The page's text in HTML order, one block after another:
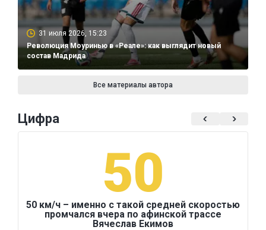
31 июля 2026, 15:23
Революция Моуринью в «Реале»: как выглядит новый
состав Мадрида
Все материалы автора
Цифра
50
50 км/ч – именно с такой средней скоростью
промчался вчера по афинской трассе
Вячеслав Екимов